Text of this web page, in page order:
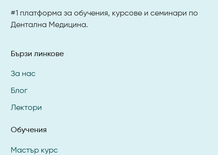
#1 платформа за обучения, курсове и семинари по
Дентална Медицина.
Бързи линкове
За нас
Блог
Лектори
Обучения
Мастър курс